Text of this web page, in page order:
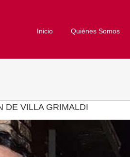
Inicio Quiénes Somos
DE VILLA GRIMALDI